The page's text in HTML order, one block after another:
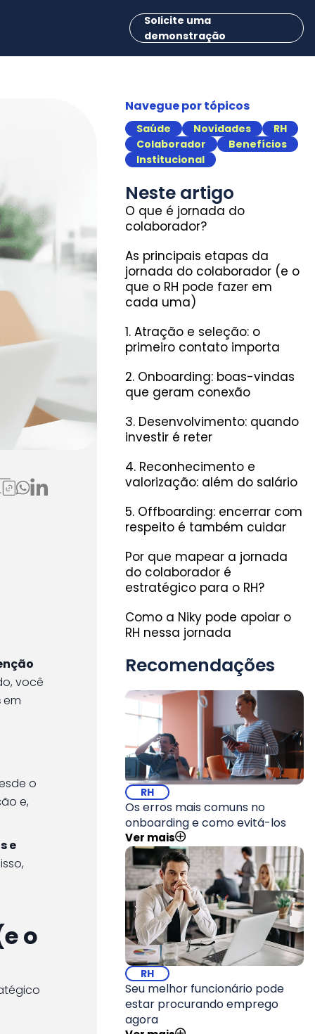
Solicite uma
demonstração
você
em
o
e,
e
o
Navegue por tópicos
Saúde Novidades
RH
Colaborador
Benefícios
Institucional
Neste artigo
O que é jornada do
colaborador?
As principais etapas da
jornada do colaborador (e o
que o RH pode fazer em
cada uma)
1. Atração e seleção: o
primeiro contato importa
2. Onboarding: boas-vindas
que geram conexão
3. Desenvolvimento: quando
investir é reter
4. Reconhecimento e
valorização: além do salário
5. Offboarding: encerrar com
respeito é também cuidar
Por que mapear a jornada
do colaborador é
estratégico para o RH?
Como a Niky pode apoiar o
RH nessa jornada
Recomendações
RH
Os erros mais comuns no
onboarding e como evitá-los
Ver mais
RH
Seu melhor funcionário pode
estar procurando emprego
agora